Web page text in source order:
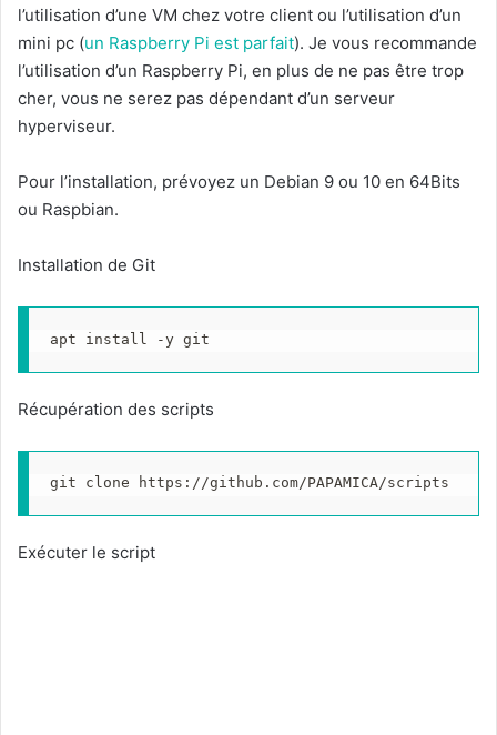
l’utilisation d’une VM chez votre client ou l’utilisation d’un
mini pc (un Raspberry Pi est parfait). Je vous recommande
l’utilisation d’un Raspberry Pi, en plus de ne pas être trop
cher, vous ne serez pas dépendant d’un serveur
hyperviseur.
Pour l’installation, prévoyez un Debian 9 ou 10 en 64Bits
ou Raspbian.
Installation de Git
apt install -y git
Récupération des scripts
git clone https://github.com/PAPAMICA/scripts
Exécuter le script